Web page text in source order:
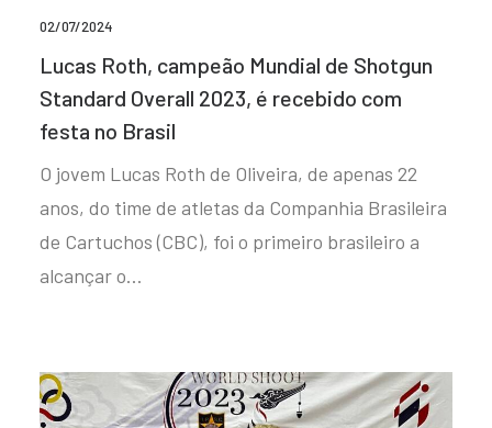
02/07/2024
Lucas Roth, campeão Mundial de Shotgun
Standard Overall 2023, é recebido com
festa no Brasil
O jovem Lucas Roth de Oliveira, de apenas 22
anos, do time de atletas da Companhia Brasileira
de Cartuchos (CBC), foi o primeiro brasileiro a
alcançar o…